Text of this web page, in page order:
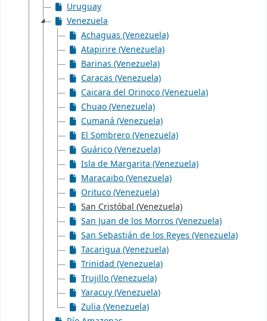
Uruguay
Venezuela
Achaguas (Venezuela)
Atapirire (Venezuela)
Barinas (Venezuela)
Caracas (Venezuela)
Caicara del Orinoco (Venezuela)
Chuao (Venezuela)
Cumaná (Venezuela)
El Sombrero (Venezuela)
Guárico (Venezuela)
Isla de Margarita (Venezuela)
Maracaibo (Venezuela)
Orituco (Venezuela)
San Cristóbal (Venezuela)
San Juan de los Morros (Venezuela)
San Sebastián de los Reyes (Venezuela)
Tacarigua (Venezuela)
Trinidad (Venezuela)
Trujillo (Venezuela)
Yaracuy (Venezuela)
Zulia (Venezuela)